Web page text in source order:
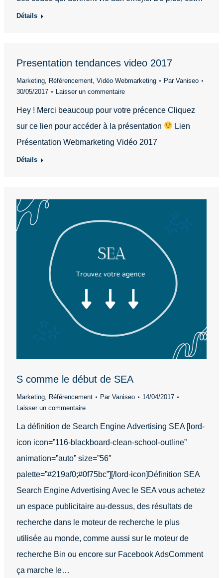
Détails
Presentation tendances video 2017
Marketing Référencement Vidéo Webmarketing Par Vaniseo
30/05/2017
Laisser un commentaire
Hey ! Merci beaucoup pour votre précence Cliquez
sur ce lien pour accéder à la présentation
Lien
Présentation Webmarketing Vidéo 2017
Détails
S comme le début de SEA
Marketing, Référencement Par Vaniseo
14/04/2017
Laisser un commentaire
La définition de Search Engine Advertising SEA [lord-
icon icon=”116-blackboard-clean-school-outline”
animation=”auto” size=”56″
palette=”#219af0;#0f75bc”][/lord-icon]Définition SEA
Search Engine Advertising Avec le SEA vous achetez
un espace publicitaire au-dessus, des résultats de
recherche dans le moteur de recherche le plus
utilisée au monde, comme aussi sur le moteur de
recherche Bin ou encore sur Facebook AdsComment
ça marche le…